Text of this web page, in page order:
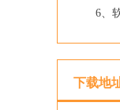
6、软
下载地